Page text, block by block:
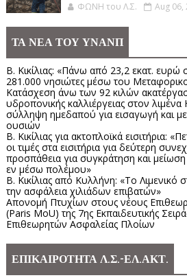
ΦΩΝΗ του Λ.Σ. Aug 06,
ΤΑ ΝΕΑ ΤΟΥ ΥΝΑΝΠ
Β. Κικίλιας: «Πάνω από 23,2 εκατ. ευρώ
281.000 νησιώτες μέσω του
Κατάσχεση άνω των 92 κιλών
υδροπονικής καλλιέργειας στον λιμένα
σύλληψη ημεδαπού για εισαγωγή και
ουσιών
Β. Κικίλιας για ακτοπλοϊκά εισιτήρια:
οι τιμές στα εισιτήρια για δεύτερη
προσπάθεια για συγκράτηση και μείωση
εν μέσω πολέμου»
Β. Κικίλιας από Κυλλήνη: «Το Λιμενικό
την ασφάλεια χιλιάδων επιβατών»
Απονομή Πτυχίων στους νέους
(Paris MoU) της 7ης Εκπαιδευτικής
Επιθεωρητών Ασφαλείας Πλοίων
ΕΠΙΚΑΙΡΟΤΗΤΑ Λ.Σ.-ΕΛ.ΑΚΤ.